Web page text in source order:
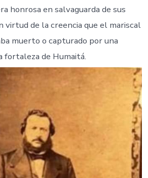
honrosa en salvaguarda de sus
virtud de la creencia que el mariscal
muerto o capturado por una
fortaleza de Humaitá.